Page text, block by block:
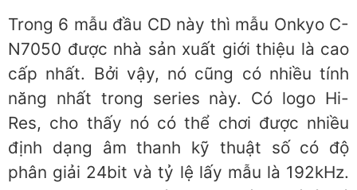
Trong 6 mẫu đầu CD này thì mẫu Onkyo C-
N7050 được nhà sản xuất giới thiệu là cao
cấp nhất. Bởi vậy, nó cũng có nhiều tính
năng nhất trong series này. Có logo Hi-
Res, cho thấy nó có thể chơi được nhiều
định dạng âm thanh kỹ thuật số có độ
phân giải 24bit và tỷ lệ lấy mẫu là 192kHz.